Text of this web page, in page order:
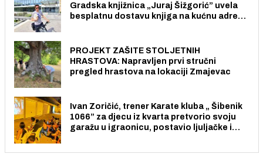
Gradska knjižnica „Juraj Šižgorić” uvela
besplatnu dostavu knjiga na kućnu adresu
PROJEKT ZAŠITE STOLJETNIH
HRASTOVA: Napravljen prvi stručni
pregled hrastova na lokaciji Zmajevac
Ivan Zoričić, trener Karate kluba „ Šibenik
1066” za djecu iz kvarta pretvorio svoju
garažu u igraonicu, postavio ljuljačke i